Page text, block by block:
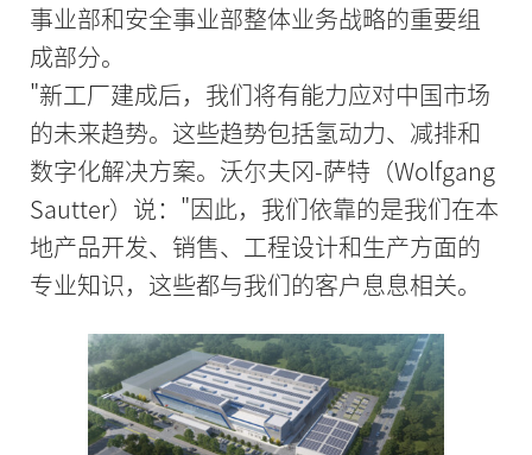
事业部和安全事业部整体业务战略的重要组
成部分。
"新工厂建成后，我们将有能力应对中国市场
的未来趋势。这些趋势包括氢动力、减排和
数字化解决方案。沃尔夫冈-萨特（Wolfgang
Sautter）说："因此，我们依靠的是我们在本
地产品开发、销售、工程设计和生产方面的
专业知识，这些都与我们的客户息息相关。